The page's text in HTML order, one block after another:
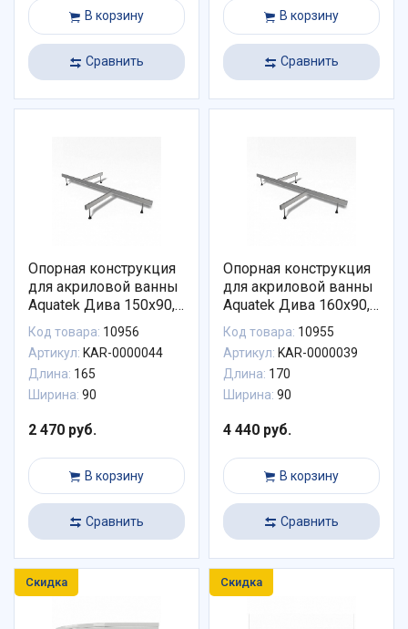
В корзину
Сравнить
В корзину
Сравнить
Опорная конструкция
для акриловой ванны
Aquatek Дива 150х90,
правая
Код товара: 10956
Артикул: KAR-0000044
Длина: 165
Ширина: 90
2 470 руб.
В корзину
Сравнить
Опорная конструкция
для акриловой ванны
Aquatek Дива 160х90,
правая
Код товара: 10955
Артикул: KAR-0000039
Длина: 170
Ширина: 90
4 440 руб.
В корзину
Сравнить
Скидка Скидка